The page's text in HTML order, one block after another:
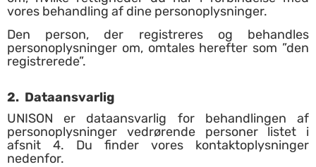
vores behandling af dine personoplysninger.
Den person, der registreres og behandles
personoplysninger om, omtales herefter som ”den
registrerede”.
2. Dataansvarlig
UNISON er dataansvarlig for behandlingen af
personoplysninger vedrørende personer listet i
afsnit 4. Du finder vores kontaktoplysninger
nedenfor.